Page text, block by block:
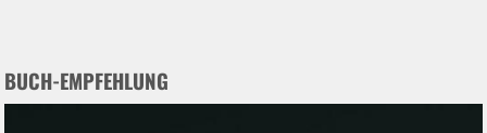
BUCH-EMPFEHLUNG